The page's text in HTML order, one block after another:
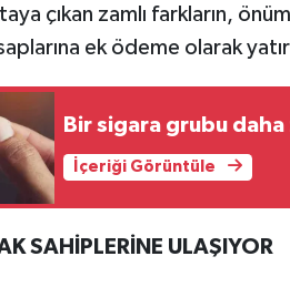
çıkan zamlı farkların,
ek ödeme olarak
Bir sigara grubu daha
İçeriği Görüntüle
SAHİPLERİNE ULAŞIYOR